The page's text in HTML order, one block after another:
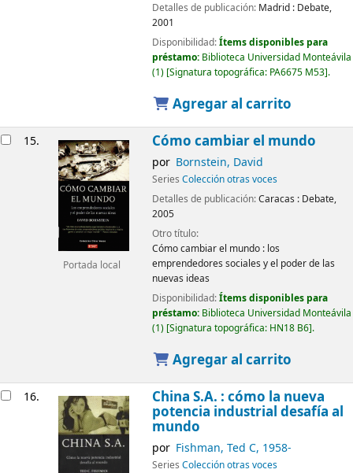
Detalles de publicación: Madrid : Debate,
2001
Disponibilidad:Ítems disponibles para
préstamo: Biblioteca Universidad Monteávila
(1) Signatura topográfica: PA6675 M53 .
Agregar al carrito
15.
Portada local
Cómo cambiar el mundo
por Bornstein, David
Series Colección otras voces
Detalles de publicación:Caracas : Debate,
2005
Otro título:
Cómo cambiar el mundo : los
emprendedores sociales y el poder de las
nuevas ideas
Disponibilidad:Ítems disponibles para
préstamo: Biblioteca Universidad Monteávila
(1) Signatura topográfica: HN18 B6 .
Agregar al carrito
16. China S.A. : cómo la nueva
potencia industrial desafía al
mundo
por Fishman, Ted C, 1958-
Series Colección otras voces